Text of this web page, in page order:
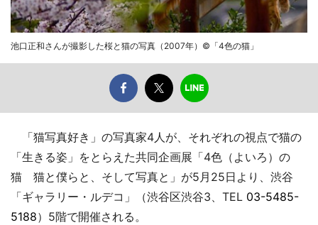
池口正和さんが撮影した桜と猫の写真（2007年）©「4色の猫」
「猫写真好き」の写真家4人が、それぞれの視点で猫の
「生きる姿」をとらえた共同企画展「4色（よいろ）の
猫 猫と僕らと、そして写真と」が5月25日より、渋谷
「ギャラリー・ルデコ」（渋谷区渋谷3、TEL 03-5485-
5188）5階で開催される。